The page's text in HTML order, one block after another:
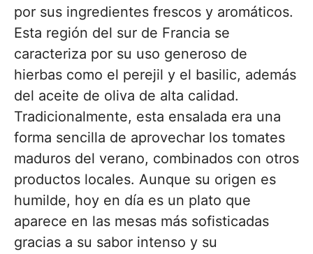
por sus ingredientes frescos y aromáticos.
Esta región del sur de Francia se
caracteriza por su uso generoso de
hierbas como el perejil y el basilic, además
del aceite de oliva de alta calidad.
Tradicionalmente, esta ensalada era una
forma sencilla de aprovechar los tomates
maduros del verano, combinados con otros
productos locales. Aunque su origen es
humilde, hoy en día es un plato que
aparece en las mesas más sofisticadas
gracias a su sabor intenso y su